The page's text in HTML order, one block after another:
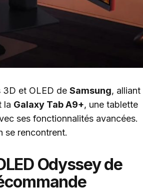
3D et OLED de Samsung, alliant
la Galaxy Tab A9+, une tablette
ses fonctionnalités avancées.
se rencontrent.
Odyssey de